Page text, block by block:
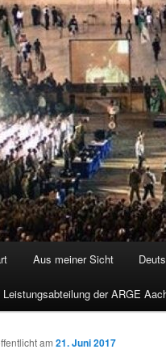
Aus meiner Sicht
Leistungsabteilung der ARGE
am 21. Juni 2017